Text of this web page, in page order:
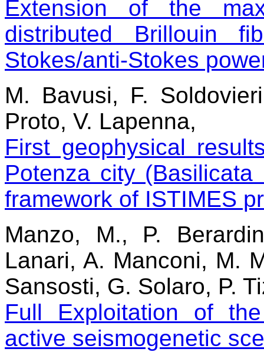
Extension of the
distributed Brillouin
Stokes/anti-Stokes
M. Bavusi, F.
Proto, V. Lapenna,
First geophysical
Potenza city
framework of ISTIMES
Manzo, M., P.
Lanari, A. Manconi, M.
Sansosti, G. Solaro, P.
Full Exploitation of
active seismogenetic